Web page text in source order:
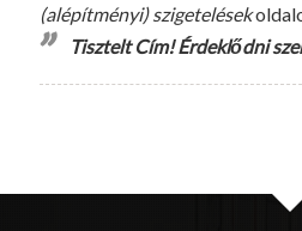
(alépítményi) szigetelések
Tisztelt Cím! Érdeklődni